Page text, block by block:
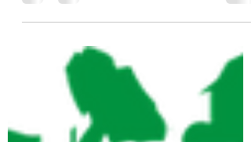
benefícios para a sua vida burocrática,
mas você sabia que um deles é servir
como um atestado de...